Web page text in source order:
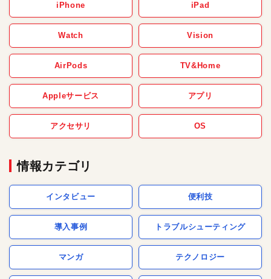
iPhone iPad
Watch Vision
AirPods TV&Home
Appleサービス アプリ
アクセサリ OS
情報カテゴリ
インタビュー 便利技
導入事例 トラブルシューティング
マンガ テクノロジー